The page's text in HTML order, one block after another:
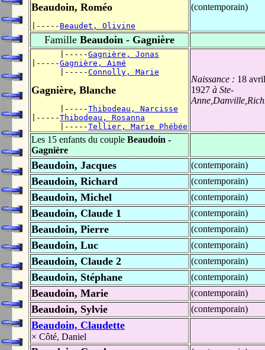
Beaudoin, Roméo
|----- Beaudet, Olivine
(contemporain)
Famille Beaudoin - Gagnière
      |-----
Gagnière, Jonas
|-----Gagnière, Aimé
      |-----
Connolly, Marie
Gagnière, Blanche
      |-----
Thibodeau, Narcisse
|-----Thibodeau, Rosanna
      |-----
Tellier, Marie Phébée
Naissance : 18 avril
1927 à Ste-
Les 15 enfants du couple Beaudoin -
Gagnière
Beaudoin, Jacques (contemporain)
Beaudoin, Richard (contemporain)
Beaudoin, Michel (contemporain)
Beaudoin, Claude 1 (contemporain)
Beaudoin, Pierre (contemporain)
Beaudoin, Luc (contemporain)
Beaudoin, Claude 2 (contemporain)
Beaudoin, Stéphane (contemporain)
Beaudoin, Marie (contemporain)
Beaudoin, Sylvie (contemporain)
Beaudoin, Claudette
× Côté, Daniel